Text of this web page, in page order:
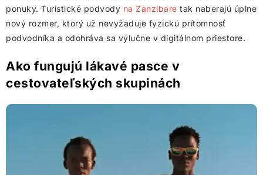
ponuky. Turistické podvody na Zanzibare tak naberajú úplne
nový rozmer, ktorý už nevyžaduje fyzickú prítomnosť
podvodníka a odohráva sa výlučne v digitálnom priestore.
Ako fungujú lákavé pasce v
cestovateľských skupinách